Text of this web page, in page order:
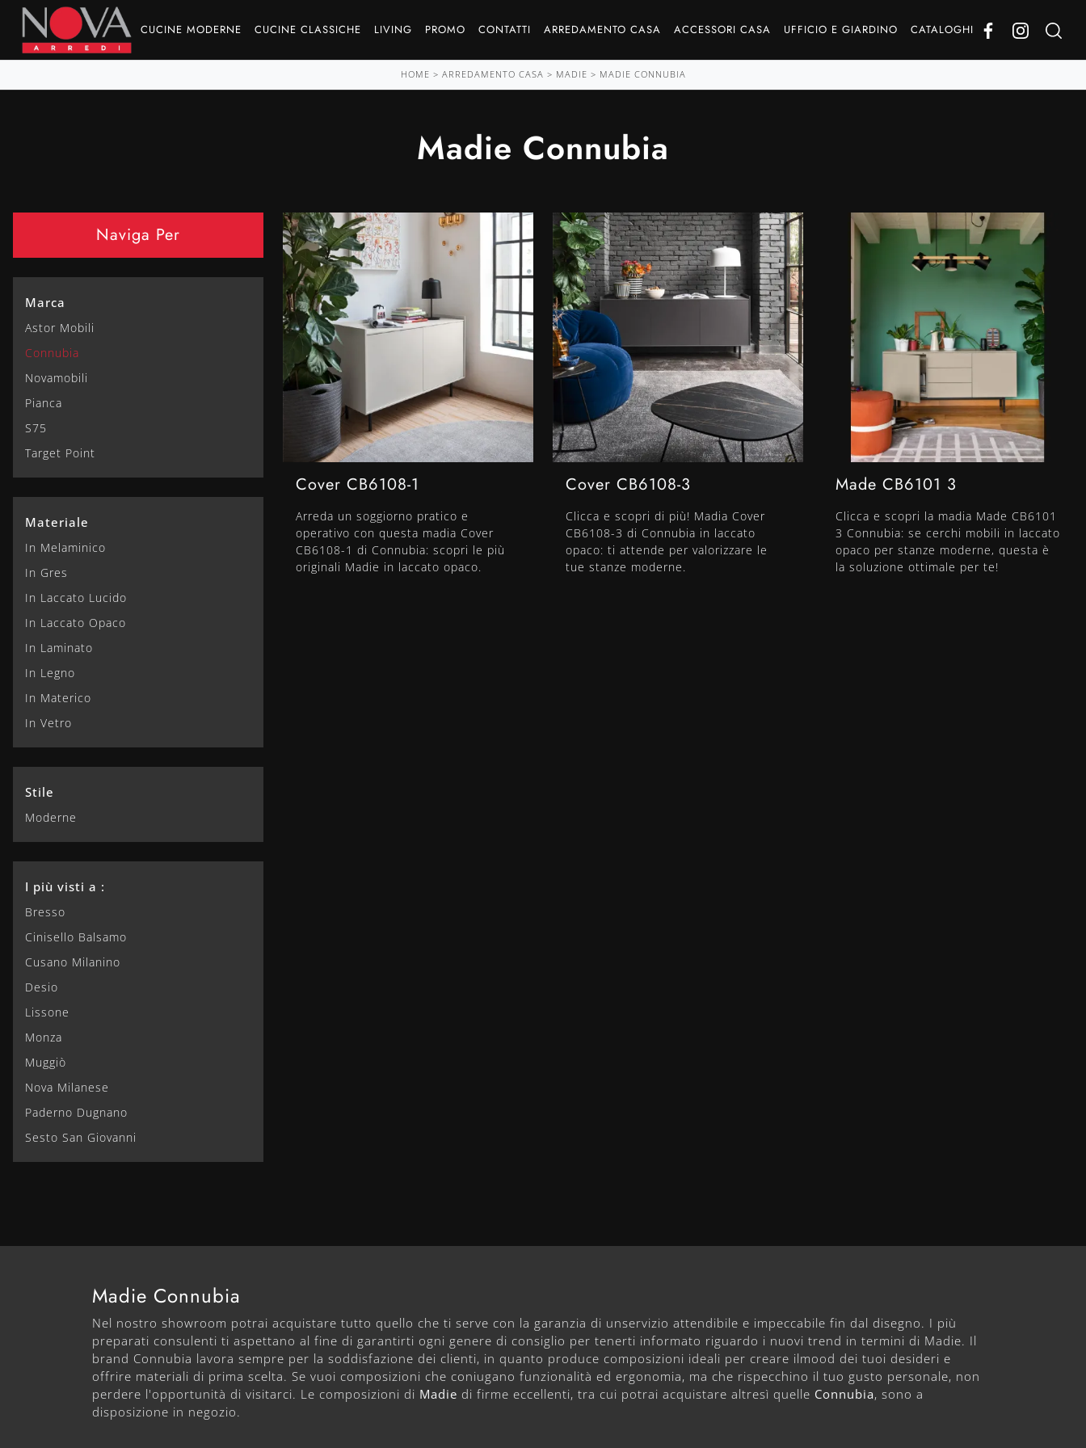
CUCINE MODERNE CUCINE CLASSICHE LIVING PROMO CONTATTI ARREDAMENTO CASA ACCESSORI CASA UFFICIO E GIARDINO CATALOGHI
HOME > ARREDAMENTO CASA > MADIE > MADIE CONNUBIA
Madie Connubia
Naviga Per
Marca
Astor Mobili
Connubia
Novamobili
Pianca
S75
Target Point
Materiale
In Melaminico
In Gres
In Laccato Lucido
In Laccato Opaco
In Laminato
In Legno
In Materico
In Vetro
Stile
Moderne
I più visti a :
Bresso
Cinisello Balsamo
Cusano Milanino
Desio
Lissone
Monza
Muggiò
Nova Milanese
Paderno Dugnano
Sesto San Giovanni
Cover CB6108-1
Arreda un soggiorno pratico e
operativo con questa madia Cover
CB6108-1 di Connubia: scopri le più
originali Madie in laccato opaco.
Cover CB6108-3
Clicca e scopri di più! Madia Cover
CB6108-3 di Connubia in laccato
opaco: ti attende per valorizzare le
tue stanze moderne.
Made CB6101 3
Clicca e scopri la madia Made CB6101
3 Connubia: se cerchi mobili in laccato
opaco per stanze moderne, questa è
la soluzione ottimale per te!
Madie Connubia
Nel nostro showroom potrai acquistare tutto quello che ti serve con la garanzia di unservizio attendibile e impeccabile fin dal disegno. I più
preparati consulenti ti aspettano al fine di garantirti ogni genere di consiglio per tenerti informato riguardo i nuovi trend in termini di Madie. Il
brand Connubia lavora sempre per la soddisfazione dei clienti, in quanto produce composizioni ideali per creare ilmood dei tuoi desideri e
offrire materiali di prima scelta. Se vuoi composizioni che coniugano funzionalità ed ergonomia, ma che rispecchino il tuo gusto personale, non
perdere l'opportunità di visitarci. Le composizioni di Madie di firme eccellenti, tra cui potrai acquistare altresì quelle Connubia, sono a
disposizione in negozio.